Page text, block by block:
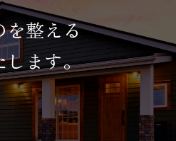
を整える
します。